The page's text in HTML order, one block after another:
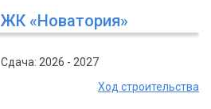
ЖК «Новатория»
Сдача: 2026 - 2027
Ход строительства